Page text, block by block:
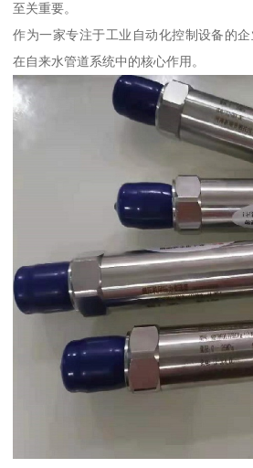
至关重要。
作为一家专注于工业自动化控制设备的
在自来水管道系统中的核心作用。